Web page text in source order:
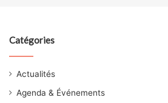
Catégories
Actualités
Agenda & Événements